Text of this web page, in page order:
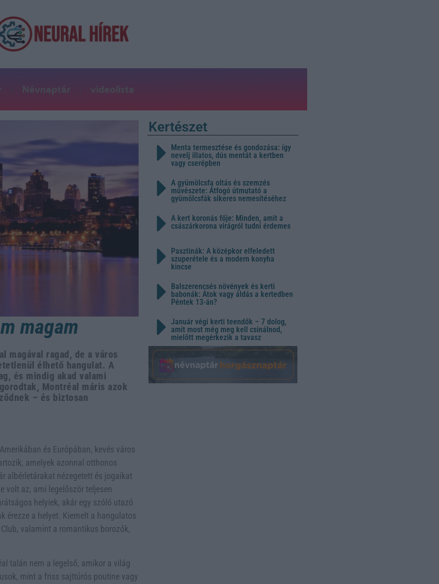
Névnaptár videolista
magam
magával ragad, de a város
élhető hangulat. A
és mindig akad valami
Montréal máris azok
– és biztosan
és Európában, kevés város
amelyek azonnal otthonos
albérletárakat nézegetett és jogaikat
volt az, ami legelőször teljesen
helyiek, akár egy szóló utazó
érezze a helyet. Kiemelt a hangulatos
valamint a romantikus borozók,
talán nem a legelső, amikor a világ
mint a friss sajttúrós poutine vagy
Kertészet
Menta termesztése és gondozása: így
nevelj illatos, dús mentát a kertben
vagy cserépben
A gyümölcsfa oltás és szemzés
művészete: Átfogó útmutató a
gyümölcsfák sikeres nemesítéséhez
A kert koronás fője: Minden, amit a
császárkorona virágról tudni érdemes
Pasztinák: A középkor elfeledett
szuperétele és a modern konyha
kincse
Balszerencsés növények és kerti
babonák: Átok vagy áldás a kertedben
Péntek 13-án?
Január végi kerti teendők – 7 dolog,
amit most még meg kell csinálnod,
mielőtt megérkezik a tavasz